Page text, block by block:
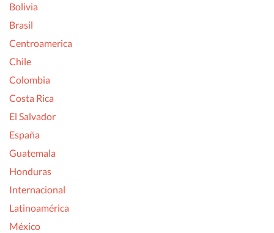
Bolivia
Brasil
Centroamerica
Chile
Colombia
Costa Rica
El Salvador
España
Guatemala
Honduras
Internacional
Latinoamérica
México